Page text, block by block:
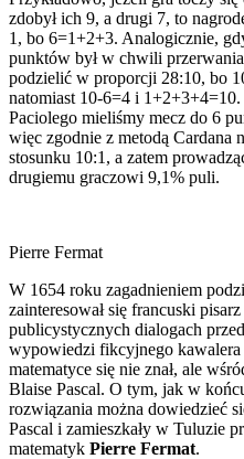
zdobył ich 9, a drugi 7, to
1, bo 6=1+2+3. Analogicznie,
punktów był w chwili
podzielić w proporcji 28:10, bo
natomiast 10-6=4 i
Paciolego mieliśmy mecz do 6
więc zgodnie z metodą Cardana
stosunku 10:1, a zatem
drugiemu graczowi 9,1% puli.
Pierre Fermat
W 1654 roku zagadnieniem
zainteresował się francuski pisarz
publicystycznych dialogach
wypowiedzi fikcyjnego
matematyce się nie znał, ale
Blaise Pascal. O tym, jak w
rozwiązania można dowiedzieć
Pascal i zamieszkały w Tuluzie
matematyk Pierre Fermat.